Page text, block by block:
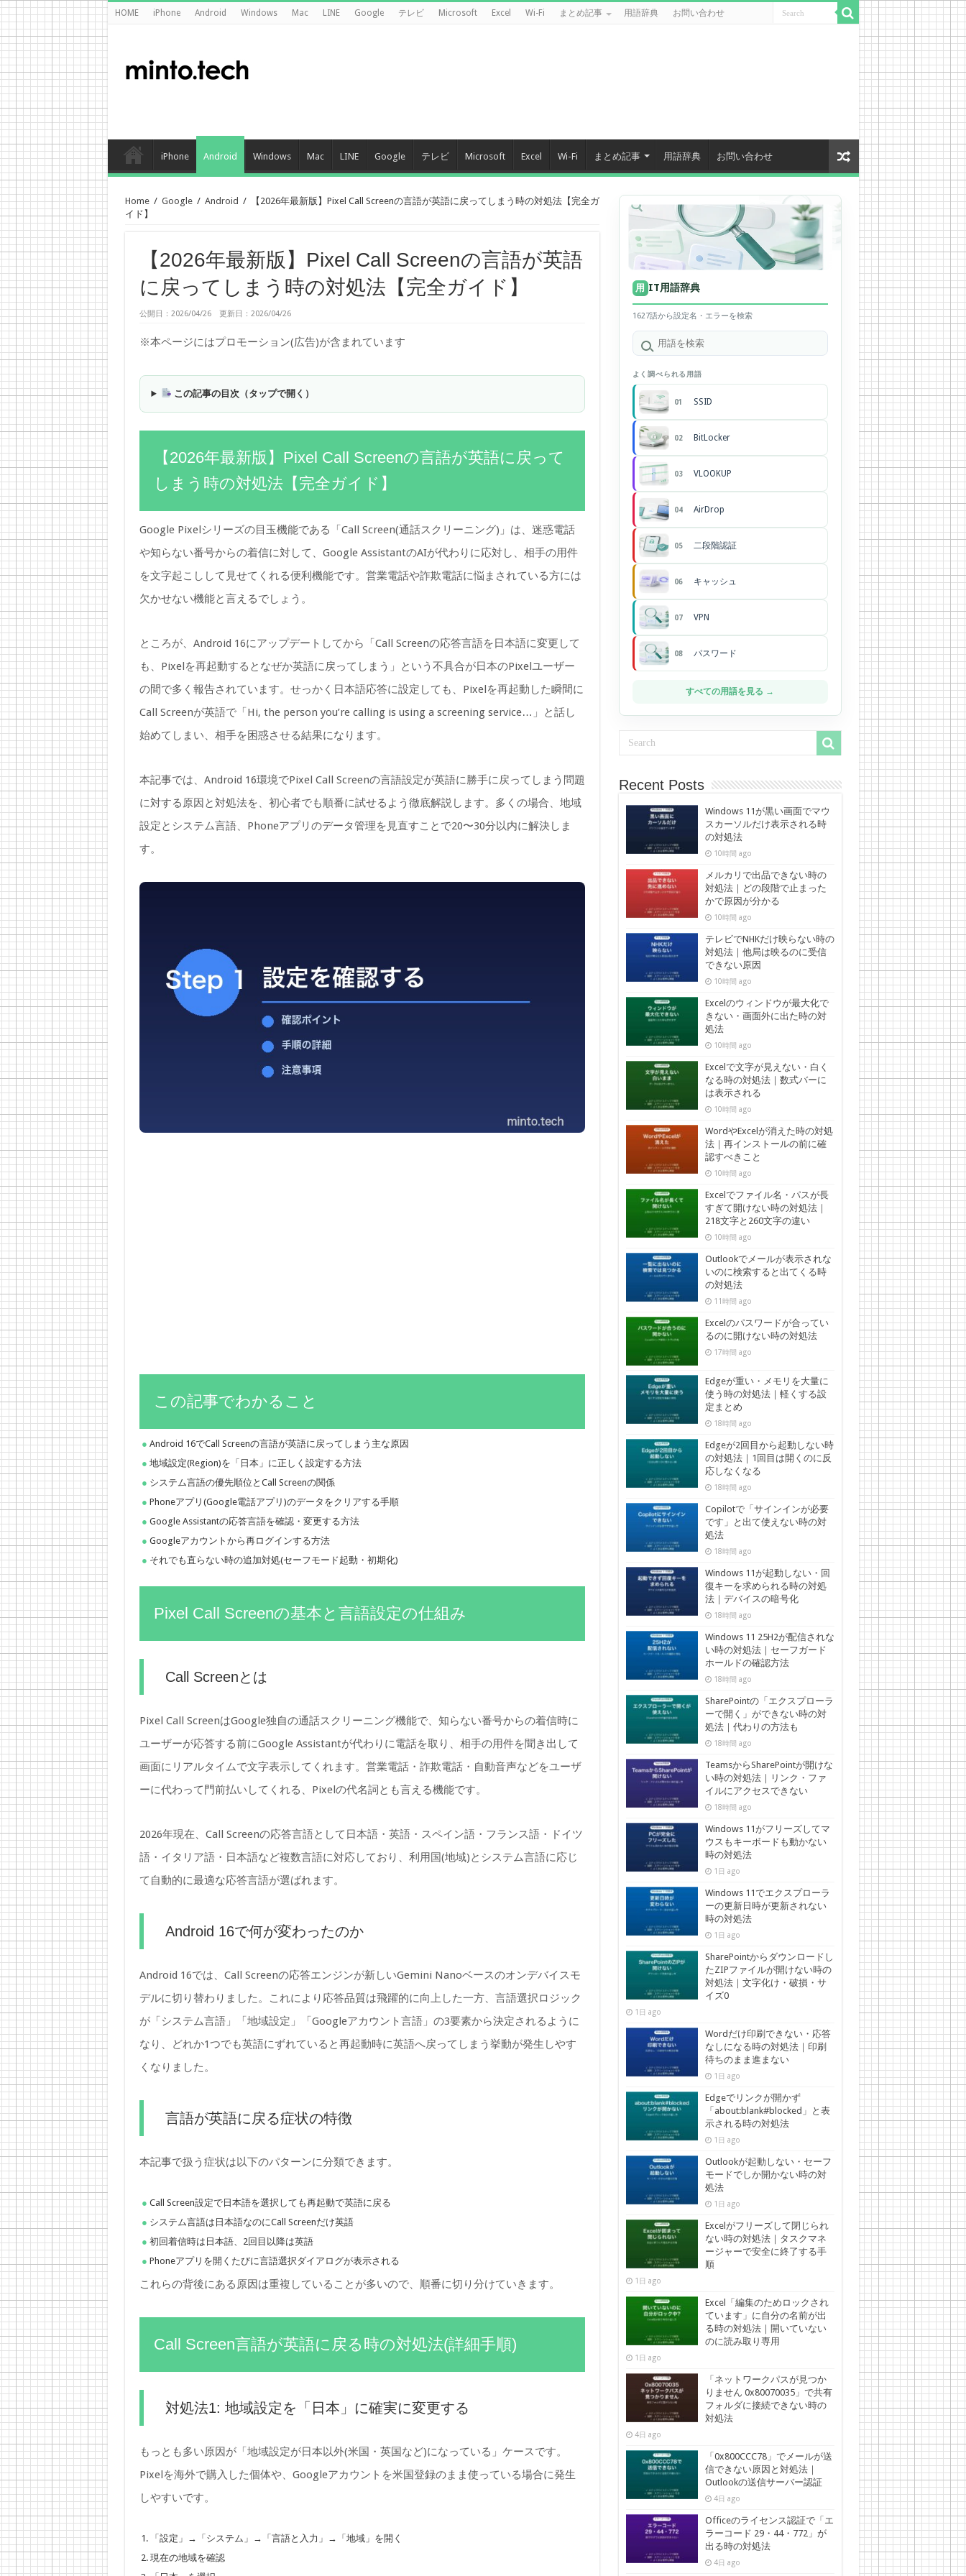
HOME iPhone Android Windows Mac LINE Google テレビ Microsoft Excel Wi-Fi まとめ記事 用語辞典 お問い合わせ
iPhone Android Windows Mac LINE Google テレビ Microsoft Excel Wi-Fi まとめ記事 用語辞典 お問い合わせ
Home / Google / Android /
【2026年最新版】Pixel Call Screenの言語が英語に戻ってしまう時の対処法【完全ガ
イド】
【2026年最新版】Pixel Call Screenの言語が英語
に戻ってしまう時の対処法【完全ガイド】
公開日：2026/04/26 更新日：2026/04/26
※本ページにはプロモーション(広告)が含まれています
この記事の目次（タップで開く）
【2026年最新版】Pixel Call Screenの言語が英語に戻って
しまう時の対処法【完全ガイド】
Google Pixelシリーズの目玉機能である「Call Screen(通話スクリーニング)」は、迷惑電話
や知らない番号からの着信に対して、Google AssistantのAIが代わりに応対し、相手の用件
を文字起こしして見せてくれる便利機能です。営業電話や詐欺電話に悩まされている方には
欠かせない機能と言えるでしょう。
ところが、Android 16にアップデートしてから「Call Screenの応答言語を日本語に変更して
も、Pixelを再起動するとなぜか英語に戻ってしまう」という不具合が日本のPixelユーザー
の間で多く報告されています。せっかく日本語応答に設定しても、Pixelを再起動した瞬間に
Call Screenが英語で「Hi, the person you’re calling is using a screening service…」と話し
始めてしまい、相手を困惑させる結果になります。
本記事では、Android 16環境でPixel Call Screenの言語設定が英語に勝手に戻ってしまう問題
に対する原因と対処法を、初心者でも順番に試せるよう徹底解説します。多くの場合、地域
設定とシステム言語、Phoneアプリのデータ管理を見直すことで20〜30分以内に解決しま
す。
この記事でわかること
Android 16でCall Screenの言語が英語に戻ってしまう主な原因
地域設定(Region)を「日本」に正しく設定する方法
システム言語の優先順位とCall Screenの関係
Phoneアプリ(Google電話アプリ)のデータをクリアする手順
Google Assistantの応答言語を確認・変更する方法
Googleアカウントから再ログインする方法
それでも直らない時の追加対処(セーフモード起動・初期化)
Pixel Call Screenの基本と言語設定の仕組み
Call Screenとは
Pixel Call ScreenはGoogle独自の通話スクリーニング機能で、知らない番号からの着信時に
ユーザーが応答する前にGoogle Assistantが代わりに電話を取り、相手の用件を聞き出して
画面にリアルタイムで文字表示してくれます。営業電話・詐欺電話・自動音声などをユーザ
ーに代わって門前払いしてくれる、Pixelの代名詞とも言える機能です。
2026年現在、Call Screenの応答言語として日本語・英語・スペイン語・フランス語・ドイツ
語・イタリア語・日本語など複数言語に対応しており、利用国(地域)とシステム言語に応じ
て自動的に最適な応答言語が選ばれます。
Android 16で何が変わったのか
Android 16では、Call Screenの応答エンジンが新しいGemini Nanoベースのオンデバイスモ
デルに切り替わりました。これにより応答品質は飛躍的に向上した一方、言語選択ロジック
が「システム言語」「地域設定」「Googleアカウント言語」の3要素から決定されるように
なり、どれか1つでも英語にずれていると再起動時に英語へ戻ってしまう挙動が発生しやす
くなりました。
言語が英語に戻る症状の特徴
本記事で扱う症状は以下のパターンに分類できます。
Call Screen設定で日本語を選択しても再起動で英語に戻る
システム言語は日本語なのにCall Screenだけ英語
初回着信時は日本語、2回目以降は英語
Phoneアプリを開くたびに言語選択ダイアログが表示される
これらの背後にある原因は重複していることが多いので、順番に切り分けていきます。
Call Screen言語が英語に戻る時の対処法(詳細手順)
対処法1: 地域設定を「日本」に確実に変更する
もっとも多い原因が「地域設定が日本以外(米国・英国など)になっている」ケースです。
Pixelを海外で購入した個体や、Googleアカウントを米国登録のまま使っている場合に発生
しやすいです。
「設定」→「システム」→「言語と入力」→「地域」を開く
現在の地域を確認
用 IT用語辞典
1627語から設定名・エラーを検索
よく調べられる用語
01 SSID
02 BitLocker
03 VLOOKUP
04 AirDrop
05 二段階認証
06 キャッシュ
07 VPN
08 パスワード
すべての用語を見る →
Recent Posts
Windows 11が黒い画面でマウ
スカーソルだけ表示される時
の対処法
10時間 ago
メルカリで出品できない時の
対処法｜どの段階で止まった
かで原因が分かる
10時間 ago
テレビでNHKだけ映らない時の
対処法｜他局は映るのに受信
できない原因
10時間 ago
Excelのウィンドウが最大化で
きない・画面外に出た時の対
処法
10時間 ago
Excelで文字が見えない・白く
なる時の対処法｜数式バーに
は表示される
10時間 ago
WordやExcelが消えた時の対処
法｜再インストールの前に確
認すべきこと
10時間 ago
Excelでファイル名・パスが長
すぎて開けない時の対処法｜
218文字と260文字の違い
10時間 ago
Outlookでメールが表示されな
いのに検索すると出てくる時
の対処法
11時間 ago
Excelのパスワードが合ってい
るのに開けない時の対処法
17時間 ago
Edgeが重い・メモリを大量に
使う時の対処法｜軽くする設
定まとめ
18時間 ago
Edgeが2回目から起動しない時
の対処法｜1回目は開くのに反
応しなくなる
18時間 ago
Copilotで「サインインが必要
です」と出て使えない時の対
処法
18時間 ago
Windows 11が起動しない・回
復キーを求められる時の対処
法｜デバイスの暗号化
18時間 ago
Windows 11 25H2が配信されな
い時の対処法｜セーフガード
ホールドの確認方法
18時間 ago
SharePointの「エクスプローラ
ーで開く」ができない時の対
処法｜代わりの方法も
18時間 ago
TeamsからSharePointが開けな
い時の対処法｜リンク・ファ
イルにアクセスできない
18時間 ago
Windows 11がフリーズしてマ
ウスもキーボードも動かない
時の対処法
1日 ago
Windows 11でエクスプローラ
ーの更新日時が更新されない
時の対処法
1日 ago
SharePointからダウンロードし
たZIPファイルが開けない時の
対処法｜文字化け・破損・サ
イズ0
1日 ago
Wordだけ印刷できない・応答
なしになる時の対処法｜印刷
待ちのまま進まない
1日 ago
Edgeでリンクが開かず
「about:blank#blocked」と表
示される時の対処法
1日 ago
Outlookが起動しない・セーフ
モードでしか開かない時の対
処法
1日 ago
Excelがフリーズして閉じられ
ない時の対処法｜タスクマネ
ージャーで安全に終了する手
順
1日 ago
Excel「編集のためロックされ
ています」に自分の名前が出
る時の対処法｜開いていない
のに読み取り専用
1日 ago
「ネットワークパスが見つか
りません 0x80070035」で共有
フォルダに接続できない時の
対処法
4日 ago
「0x800CCC78」でメールが送
信できない原因と対処法｜
Outlookの送信サーバー認証
4日 ago
Officeのライセンス認証で「エ
ラーコード 29・44・772」が
出る時の対処法
4日 ago